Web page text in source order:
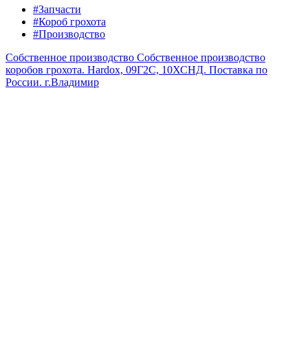
#Запчасти
#Короб грохота
#Производство
Собственное производство Собственное производство
коробов грохота. Hardox, 09Г2С, 10ХСНД. Поставка по
России. г.Владимир